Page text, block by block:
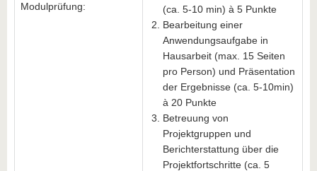
Modulprüfung:
(ca. 5-10 min) à 5 Punkte
Bearbeitung einer
Anwendungsaufgabe in
Hausarbeit (max. 15 Seiten
pro Person) und Präsentation
der Ergebnisse (ca. 5-10min)
à 20 Punkte
Betreuung von
Projektgruppen und
Berichterstattung über die
Projektfortschritte (ca. 5